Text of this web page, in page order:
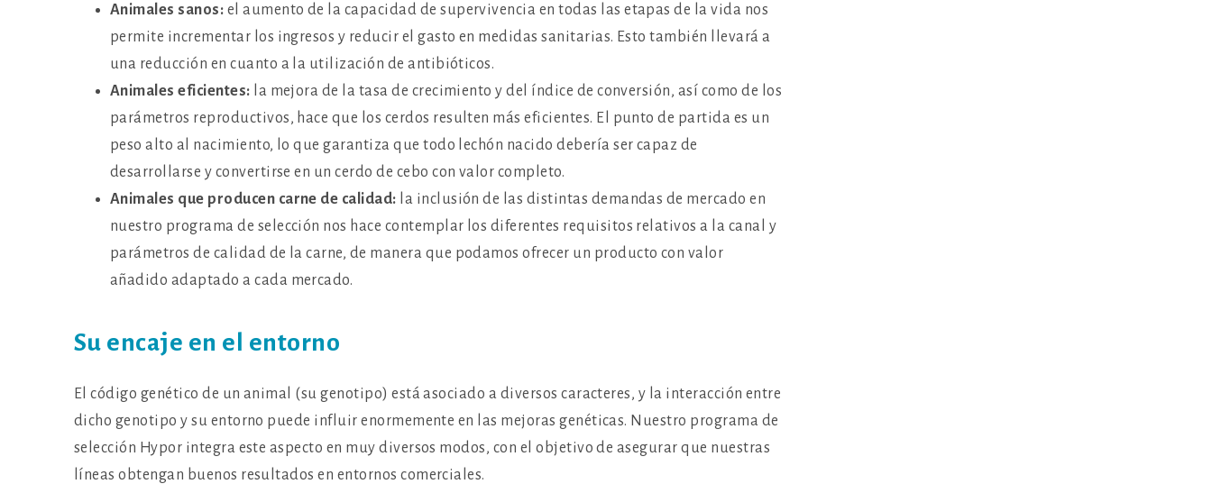
Animales sanos: el aumento de la capacidad de supervivencia en todas las etapas de la vida nos
permite incrementar los ingresos y reducir el gasto en medidas sanitarias. Esto también llevará a
una reducción en cuanto a la utilización de antibióticos.
Animales eficientes: la mejora de la tasa de crecimiento y del índice de conversión, así como de los
parámetros reproductivos, hace que los cerdos resulten más eficientes. El punto de partida es un
peso alto al nacimiento, lo que garantiza que todo lechón nacido debería ser capaz de
desarrollarse y convertirse en un cerdo de cebo con valor completo.
Animales que producen carne de calidad: la inclusión de las distintas demandas de mercado en
nuestro programa de selección nos hace contemplar los diferentes requisitos relativos a la canal y
parámetros de calidad de la carne, de manera que podamos ofrecer un producto con valor
añadido adaptado a cada mercado.
Su encaje en el entorno
El código genético de un animal (su genotipo) está asociado a diversos caracteres, y la interacción entre
dicho genotipo y su entorno puede influir enormemente en las mejoras genéticas. Nuestro programa de
selección Hypor integra este aspecto en muy diversos modos, con el objetivo de asegurar que nuestras
líneas obtengan buenos resultados en entornos comerciales.